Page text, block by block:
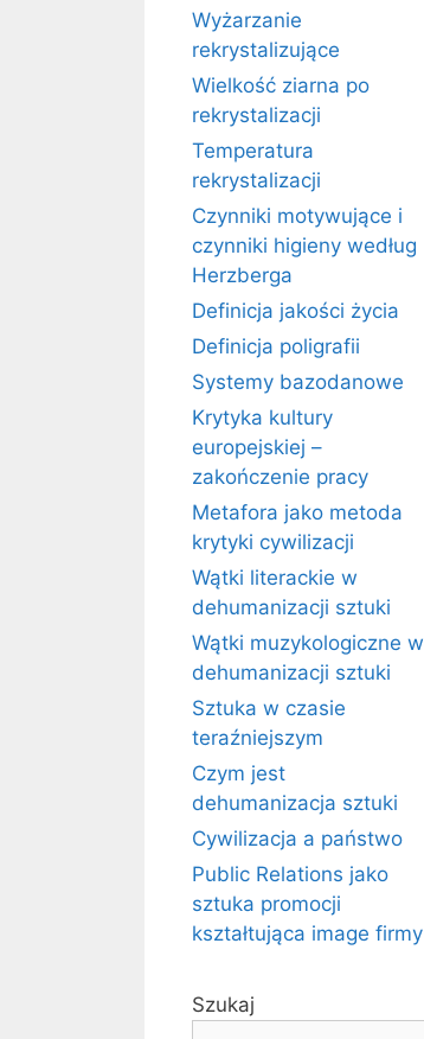
Wyżarzanie
rekrystalizujące
Wielkość ziarna po
rekrystalizacji
Temperatura
rekrystalizacji
Czynniki motywujące i
czynniki higieny według
Herzberga
Definicja jakości życia
Definicja poligrafii
Systemy bazodanowe
Krytyka kultury
europejskiej –
zakończenie pracy
Metafora jako metoda
krytyki cywilizacji
Wątki literackie w
dehumanizacji sztuki
Wątki muzykologiczne w
dehumanizacji sztuki
Sztuka w czasie
teraźniejszym
Czym jest
dehumanizacja sztuki
Cywilizacja a państwo
Public Relations jako
sztuka promocji
kształtująca image firmy
Szukaj